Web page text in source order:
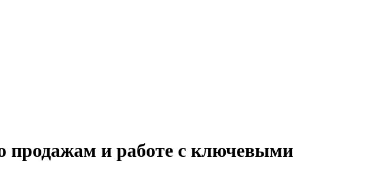
продажам и работе с ключевыми